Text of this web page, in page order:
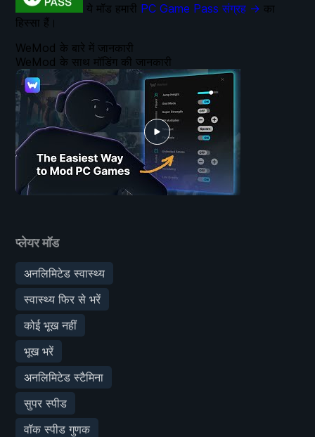
प्लेयर मॉड
अनलिमिटेड स्वास्थ्य
स्वास्थ्य फिर से भरें
कोई भूख नहीं
भूख भरें
अनलिमिटेड स्टैमिना
सुपर स्पीड
वॉक स्पीड गुणक
WeMod के बारे में जानकारी
WeMod के साथ मॉडिंग की जानकारी
ये मॉड हमारी PC Game Pass संग्रह → का
हिस्सा हैं।